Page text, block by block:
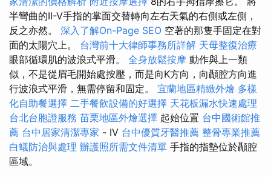
半彎曲的II-V手指的掌面交替轉向左右天氣的右側或左側，
反之亦然。 深入了解On-Page SEO 空著的那隻手固定在對
面的太陽穴上。 台灣前十大律師事務所詳解 天母整復治療
眼部循環肌的波浪式平滑。 全身放鬆按摩 動作與上一類
似，不是從眉毛開始處按壓，而是向K方向，向顳腔方向進
行波浪式平滑，無需停留和固定。 宜蘭地區精緻外燴 多樣
化自助餐選擇 二手餐飲設備的好選擇 天花板漏水快速處理
台北台胞證服務 苗栗地區外燴選擇 起始位置 台中國術館推
薦 台中居家清潔專家 - IV 台中優質牙醫推薦 整骨專業推薦
白蟻防治與處理 辦護照所需文件清單 手指的指墊位於顳腔
區域。